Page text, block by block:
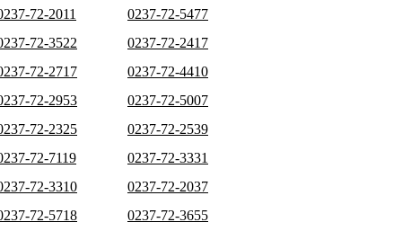
72-2011
0237-72-5477
72-3522
0237-72-2417
72-2717
0237-72-4410
72-2953
0237-72-5007
72-2325
0237-72-2539
72-7119
0237-72-3331
72-3310
0237-72-2037
72-5718
0237-72-3655